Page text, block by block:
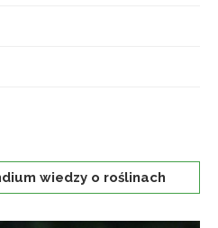
wiedzy o roślinach